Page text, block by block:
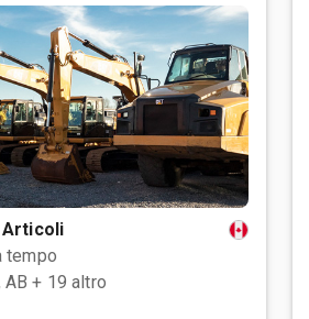
Articoli
tempo
AB + 19 altro